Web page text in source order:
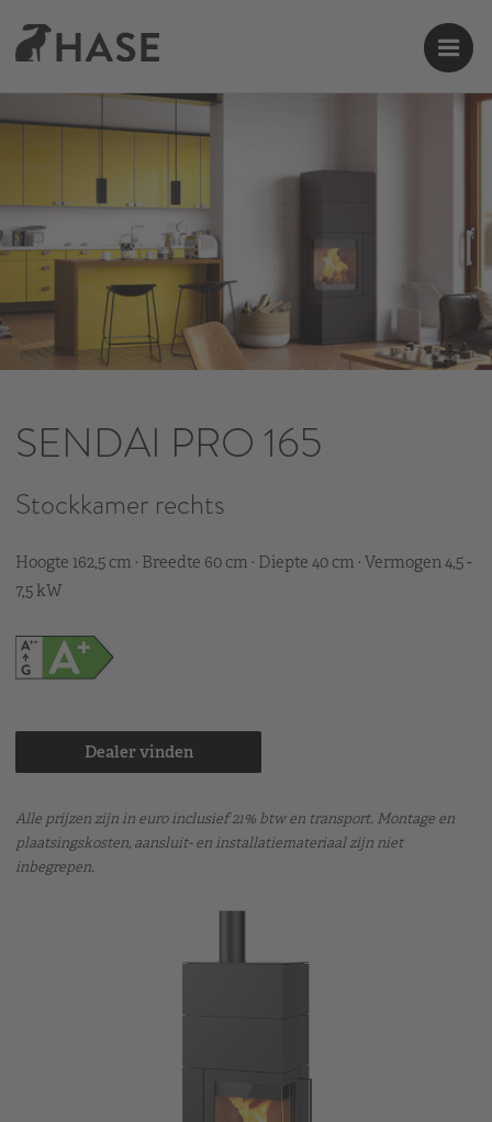
SENDAI PRO 165
Stockkamer rechts
Hoogte 162,5 cm · Breedte 60 cm · Diepte 40 cm · Vermogen 4,5 -
7,5 kW
Dealer vinden
Alle prijzen zijn in euro inclusief 21% btw en transport. Montage en
plaatsingskosten, aansluit- en installatiemateriaal zijn niet
inbegrepen.